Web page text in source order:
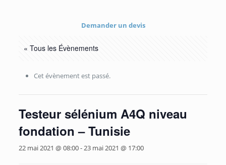
Demander un devis
« Tous les Évènements
Cet évènement est passé.
Testeur sélénium A4Q niveau
fondation – Tunisie
22 mai 2021 @ 08:00-23 mai 2021 @ 17:00